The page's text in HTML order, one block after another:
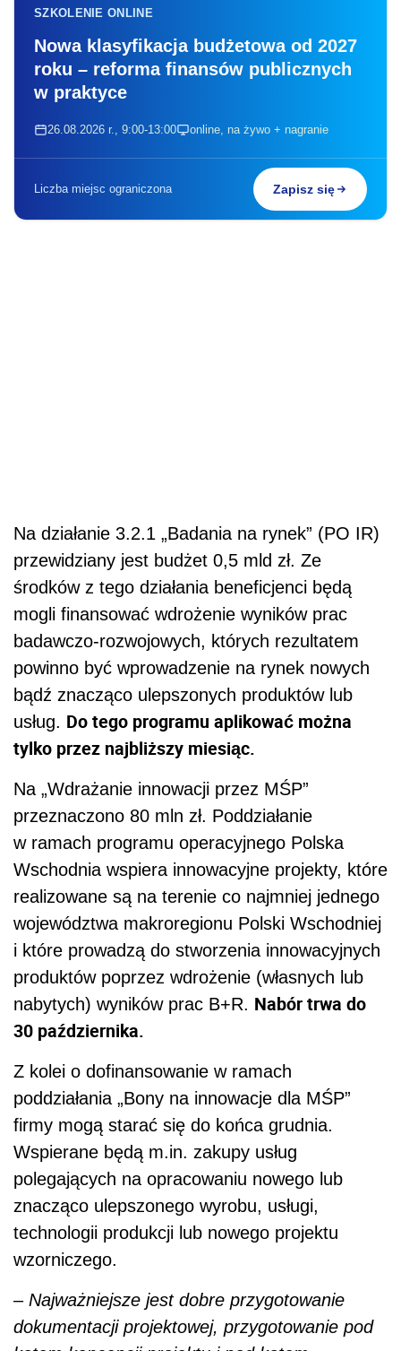
SZKOLENIE ONLINE
Nowa klasyfikacja budżetowa od 2027
roku – reforma finansów publicznych
w praktyce
26.08.2026 r., 9:00-13:00 online, na żywo + nagranie
Liczba miejsc ograniczona Zapisz się
Na działanie 3.2.1 „Badania na rynek” (PO IR)
przewidziany jest budżet 0,5 mld zł. Ze
środków z tego działania beneficjenci będą
mogli finansować wdrożenie wyników prac
badawczo-rozwojowych, których rezultatem
powinno być wprowadzenie na rynek nowych
bądź znacząco ulepszonych produktów lub
usług. Do tego programu aplikować można
tylko przez najbliższy miesiąc.
Na „Wdrażanie innowacji przez MŚP”
przeznaczono 80 mln zł. Poddziałanie
w ramach programu operacyjnego Polska
Wschodnia wspiera innowacyjne projekty, które
realizowane są na terenie co najmniej jednego
województwa makroregionu Polski Wschodniej
i które prowadzą do stworzenia innowacyjnych
produktów poprzez wdrożenie (własnych lub
nabytych) wyników prac B+R. Nabór trwa do
30 października.
Z kolei o dofinansowanie w ramach
poddziałania „Bony na innowacje dla MŚP”
firmy mogą starać się do końca grudnia.
Wspierane będą m.in. zakupy usług
polegających na opracowaniu nowego lub
znacząco ulepszonego wyrobu, usługi,
technologii produkcji lub nowego projektu
wzorniczego.
– Najważniejsze jest dobre przygotowanie
dokumentacji projektowej, przygotowanie pod